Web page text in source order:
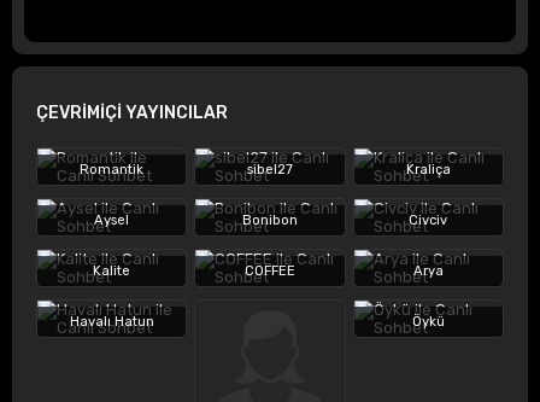
ÇEVRİMİÇİ YAYINCILAR
Romantik sibel27 Kraliça
Aysel Bonibon Civciv
Kalite COFFEE Arya
Havalı Hatun Öykü